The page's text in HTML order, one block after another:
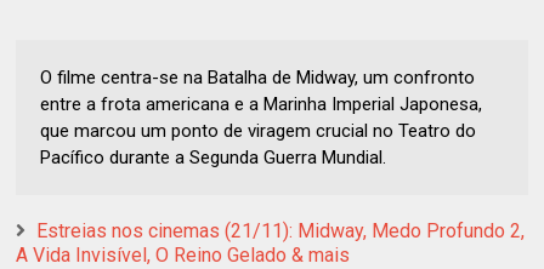
O filme centra-se na Batalha de Midway, um confronto
entre a frota americana e a Marinha Imperial Japonesa,
que marcou um ponto de viragem crucial no Teatro do
Pacífico durante a Segunda Guerra Mundial.
Estreias nos cinemas (21/11): Midway, Medo Profundo 2,
A Vida Invisível, O Reino Gelado & mais